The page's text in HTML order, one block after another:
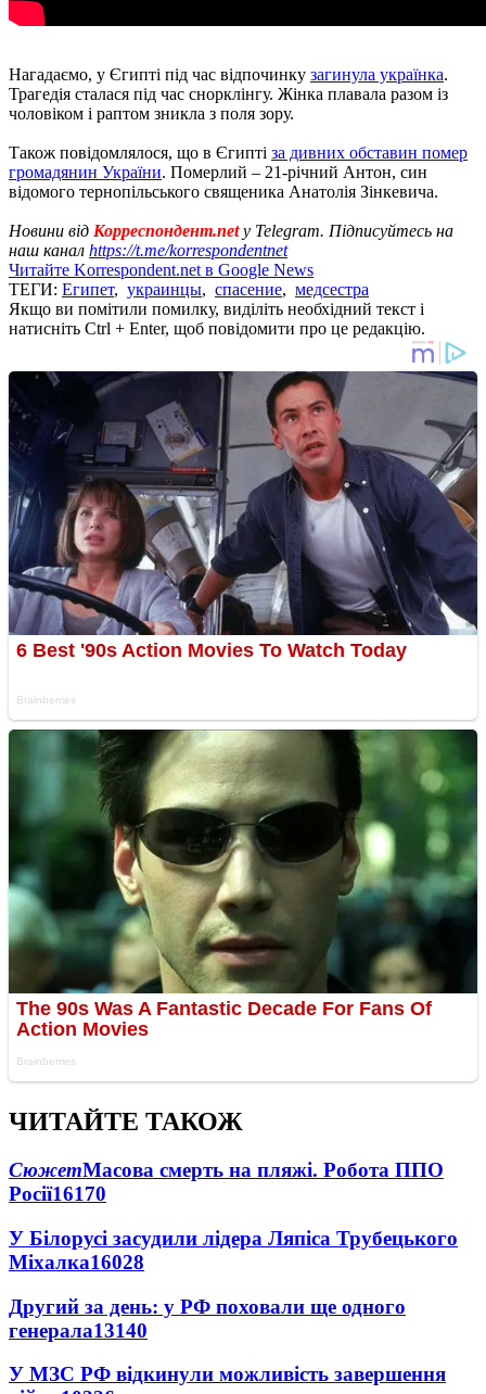
Нагадаємо, у Єгипті під час відпочинку загинула українка.
Трагедія сталася під час снорклінгу. Жінка плавала разом із
чоловіком і раптом зникла з поля зору.
Також повідомлялося, що в Єгипті за дивних обставин помер
громадянин України. Померлий – 21-річний Антон, син
відомого тернопільського священика Анатолія Зінкевича.
Новини від Корреспондент.netу Telegram. Підписуйтесь на
наш канал https://t.me/korrespondentnet
Читайте Korrespondent.net в Google News
ТЕГИ: Египет, украинцы, спасение, медсестра
Якщо ви помітили помилку, виділіть необхідний текст і
натисніть Ctrl + Enter, щоб повідомити про це редакцію.
ЧИТАЙТЕ ТАКОЖ
СюжетМасова смерть на пляжі. Робота ППО
Росії16170
У Білорусі засудили лідера Ляпіса Трубецького
Міхалка16028
Другий за день: у РФ поховали ще одного
генерала13140
У МЗС РФ відкинули можливість завершення